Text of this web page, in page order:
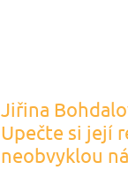
Jiřina
Upečte si její
neobvyklou